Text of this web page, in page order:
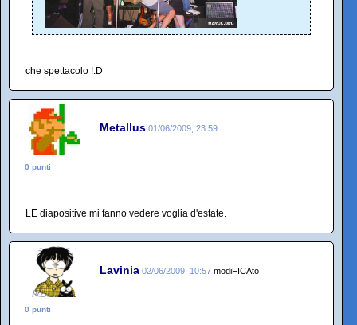
che spettacolo !:D
Metallus 01/06/2009, 23:59
0 punti
LE diapositive mi fanno vedere voglia d'estate.
Lavinia 02/06/2009, 10:57 modiFICAto
0 punti